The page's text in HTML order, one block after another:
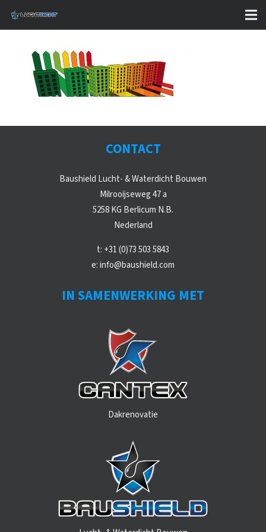
CONTACT
Baushield Lucht- & Waterdicht Bouwen
Milrooijseweg 47 a
5258 KG Berlicum N.B.
Nederland
t: +31 (0)73 503 5843
e:info@baushield.com
IN SAMENWERKING MET
Dakrenovatie